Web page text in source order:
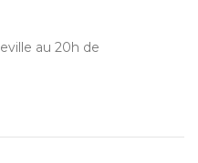
au 20h de